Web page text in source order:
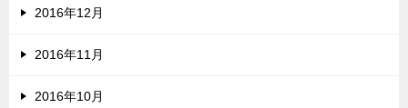
2016年12月
2016年11月
2016年10月